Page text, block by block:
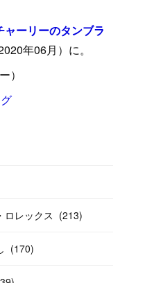
ャーリーのタンブラ
年06月）に。
）
ロレックス (213)
(170)